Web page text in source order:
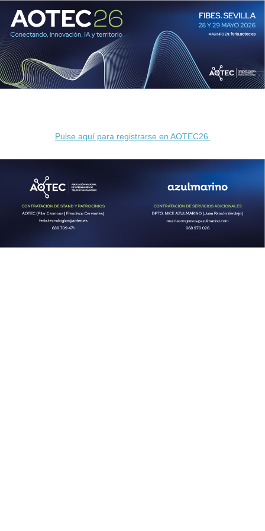
Pulse aquí para registrarse en AOTEC26